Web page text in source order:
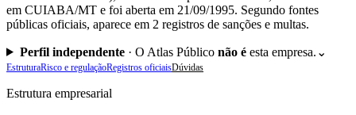
em CUIABA/MT e foi aberta em 21/09/1995. Segundo fontes
públicas oficiais, aparece em 2 registros de sanções e multas.
Perfil independente· O Atlas Público não éesta empresa. ⌄
EstruturaRisco e regulaçãoRegistros oficiaisDúvidas
Estrutura empresarial